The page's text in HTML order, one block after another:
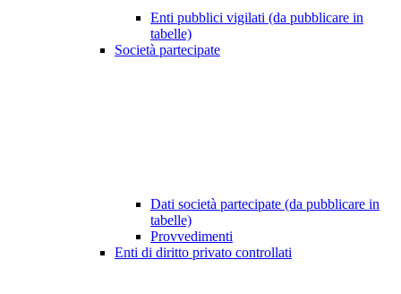
Enti pubblici vigilati (da pubblicare in
tabelle)
Società partecipate
Dati società partecipate (da pubblicare in
tabelle)
Provvedimenti
Enti di diritto privato controllati